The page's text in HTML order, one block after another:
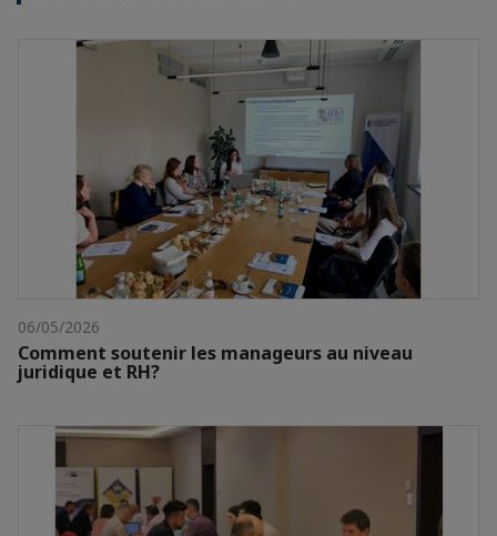
06/05/2026
Comment soutenir les manageurs au niveau
juridique et RH?